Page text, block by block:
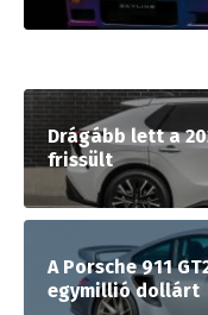
Drágább lett a
frissült
A Porsche 911
egymillió dollárt